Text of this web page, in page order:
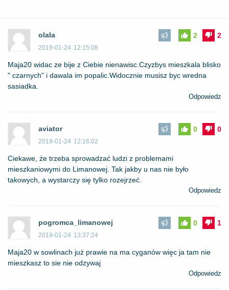
olala
2019-01-24 12:15:08
2
2
Maja20 widac ze bije z Ciebie nienawisc.Czyzbys mieszkala blisko
" czarnych" i dawala im popalic.Widocznie musisz byc wredna
sasiadka.
Odpowiedz
aviator
2019-01-24 12:16:02
0
0
Ciekawe, że trzeba sprowadzać ludzi z problemami
mieszkaniowymi do Limanowej. Tak jakby u nas nie było
takowych, a wystarczy się tylko rozejrzeć.
Odpowiedz
pogromca_limanowej
2019-01-24 13:37:24
1
0
Maja20 w sowlinach już prawie na ma cyganów więc ja tam nie
mieszkasz to sie nie odzywaj
Odpowiedz